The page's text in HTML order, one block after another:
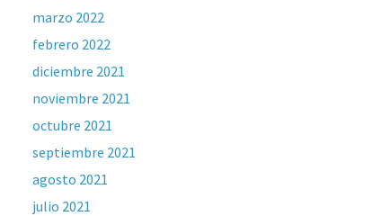
marzo 2022
febrero 2022
diciembre 2021
noviembre 2021
octubre 2021
septiembre 2021
agosto 2021
julio 2021